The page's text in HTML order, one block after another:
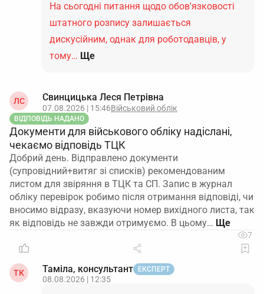
На сьогодні питання щодо обов'язковості
штатного розпису залишається
дискусійним, однак для роботодавців, у
тому… Ще
ЛС Свинцицька Леся Петрівна
07.08.2026 | 15:46Військовий облік
ВІДПОВІДЬ НАДАНО
Документи для військового обліку надіслані,
чекаємо відповідь ТЦК
Добрий день. Відправлено документи
(супровідний+витяг зі списків) рекомендованим
листом для звіряння в ТЦК та СП. Запис в журнал
обліку перевірок робимо після отримання відповіді, чи
вносимо відразу, вказуючи номер вихідного листа, так
як відповідь не завжди отримуємо. В цьому…
7
ТК Таміла, консультант ЕКСПЕРТ
08.08.2026 | 12:35